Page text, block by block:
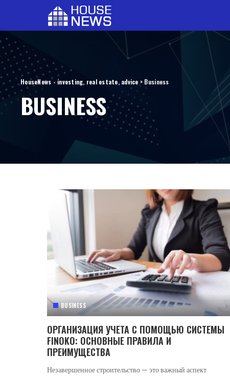
HouseNews - investing, real estate, advice > Business
BUSINESS
BUSINESS
ОРГАНИЗАЦИЯ УЧЕТА С ПОМОЩЬЮ СИСТЕМЫ
FINOKO: ОСНОВНЫЕ ПРАВИЛА И
ПРЕИМУЩЕСТВА
Незавершенное строительство — это важный аспект